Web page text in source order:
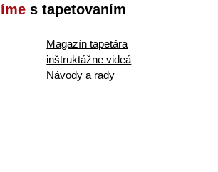
s tapetovaním
Magazín tapetára
inštruktážne videá
Návody a rady